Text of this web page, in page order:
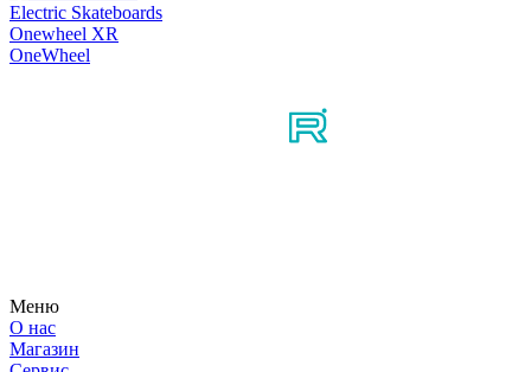
Electric Skateboards
Onewheel XR
OneWheel
Меню
О нас
Магазин